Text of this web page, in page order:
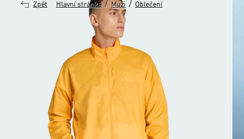
Zpět Hlavní stránka / Muži / Oblečení